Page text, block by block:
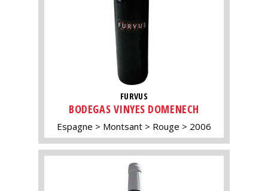
FURVUS
BODEGAS VINYES DOMENECH
Espagne Montsant Rouge 2006